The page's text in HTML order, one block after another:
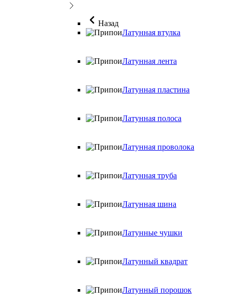
Назад
Латунная втулка
Латунная лента
Латунная пластина
Латунная полоса
Латунная проволока
Латунная труба
Латунная шина
Латунные чушки
Латунный квадрат
Латунный порошок